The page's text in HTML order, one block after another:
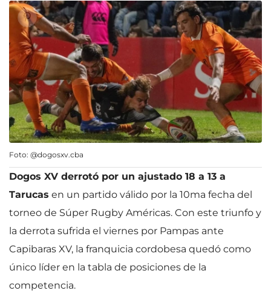
Foto: @dogosxv.cba
Dogos XV derrotó por un ajustado 18 a 13 a
Tarucas en un partido válido por la 10ma fecha del
torneo de Súper Rugby Américas. Con este triunfo y
la derrota sufrida el viernes por Pampas ante
Capibaras XV, la franquicia cordobesa quedó como
único líder en la tabla de posiciones de la
competencia.